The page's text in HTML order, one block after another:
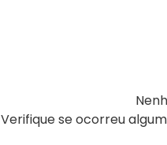
Verifique se ocorreu